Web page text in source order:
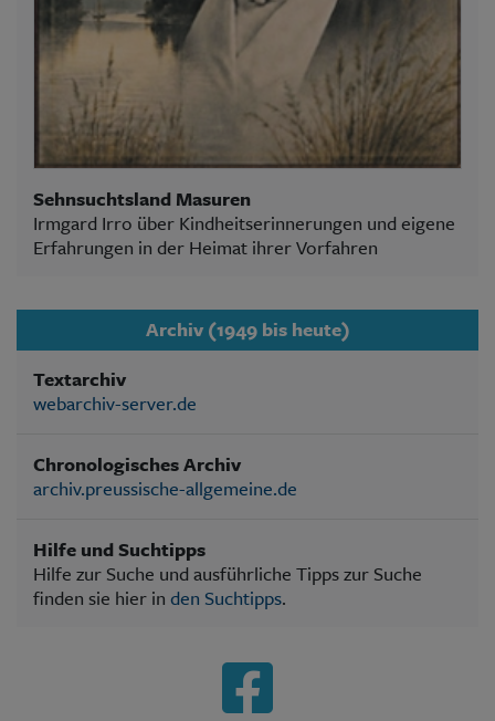
Sehnsuchtsland Masuren
Irmgard Irro über Kindheitserinnerungen und eigene
Erfahrungen in der Heimat ihrer Vorfahren
Archiv (1949 bis heute)
Textarchiv
webarchiv-server.de
Chronologisches Archiv
archiv.preussische-allgemeine.de
Hilfe und Suchtipps
Hilfe zur Suche und ausführliche Tipps zur Suche
finden sie hier in den Suchtipps.